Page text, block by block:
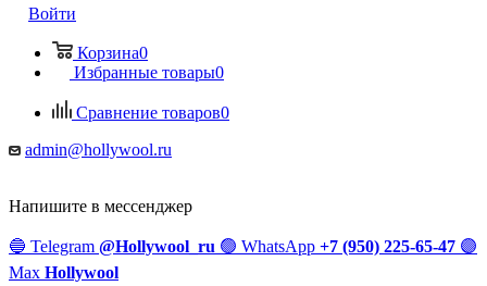
Войти
Корзина0
Избранные товары0
Сравнение товаров0
admin@hollywool.ru
Напишите в мессенджер
🔵 Telegram @Hollywool_ru 🟢 WhatsApp +7 (950) 225-65-47 🟣
Max Hollywool